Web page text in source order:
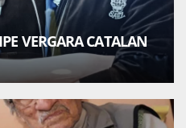
VERGARA CATALAN